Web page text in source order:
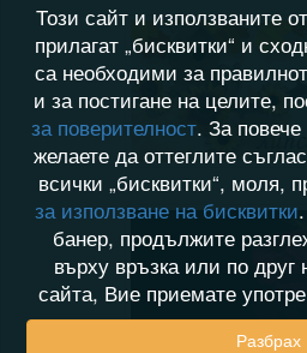
Този сайт и използваните
прилагат „бисквитки“ и
са необходими за
и за постигане на целите,
за поверителност. За
желаете да оттеглите
всички „бисквитки“, моля,
за използване на бисквитки
банер, продължите
върху връзка или по друг
сайта, Вие приемате
Разбрах